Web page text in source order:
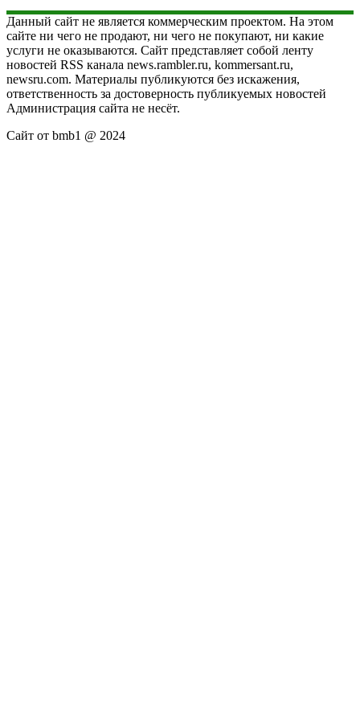
Данный сайт не является коммерческим проектом. На этом
сайте ни чего не продают, ни чего не покупают, ни какие
услуги не оказываются. Сайт представляет собой ленту
новостей RSS канала news.rambler.ru, kommersant.ru,
newsru.com. Материалы публикуются без искажения,
ответственность за достоверность публикуемых новостей
Администрация сайта не несёт.
Сайт от bmb1 @ 2024